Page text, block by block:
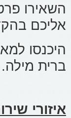
השאירו
אליכם
היכנסו
ברית מילה.
איזורי